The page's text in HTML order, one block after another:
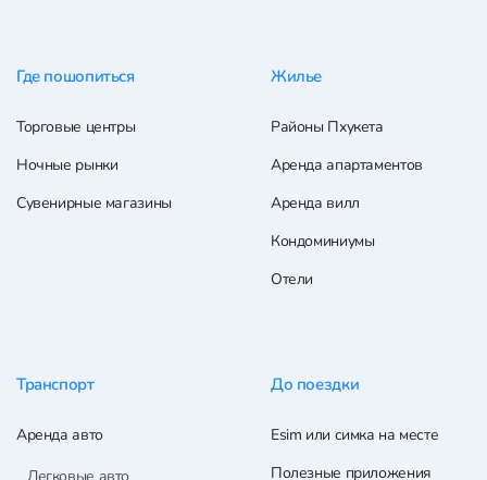
Где пошопиться
Торговые центры
Ночные рынки
Сувенирные магазины
Жилье
Районы Пхукета
Аренда апартаментов
Аренда вилл
Кондоминиумы
Отели
Транспорт
Аренда авто
До поездки
Esim или симка на месте
Полезные приложения